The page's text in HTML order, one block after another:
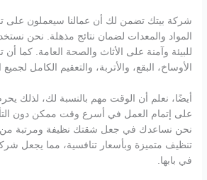
شركة بيتك تضمن لك أن عمالنا سيعملون على
المواد والمعدات لضمان نتائج مذهلة. نحن
للبيئة وآمنة على الأثاث والصحة العامة. كما أن
الأوساخ، البقع، والأتربة، والتعقيم الكامل
أيضًا، نعلم أن الوقت مهم بالنسبة لك، لذلك
على إتمام العمل في أسرع وقت ممكن دون
نحن نساعدك في جعل شقتك نظيفة ومرتبة من
تنظيف متميزة وبأسعار تنافسية، مما يجعل
في بابها.